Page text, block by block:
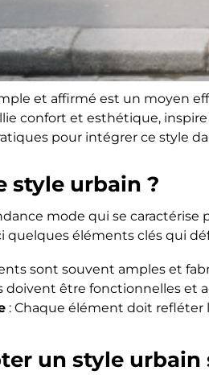
et affirmé est un moyen
confort et esthétique,
pour intégrer ce style
style urbain ?
mode qui se caractérise
quelques éléments clés qui
sont souvent amples et
doivent être fonctionnelles et
: Chaque élément doit refléter
un style urbain